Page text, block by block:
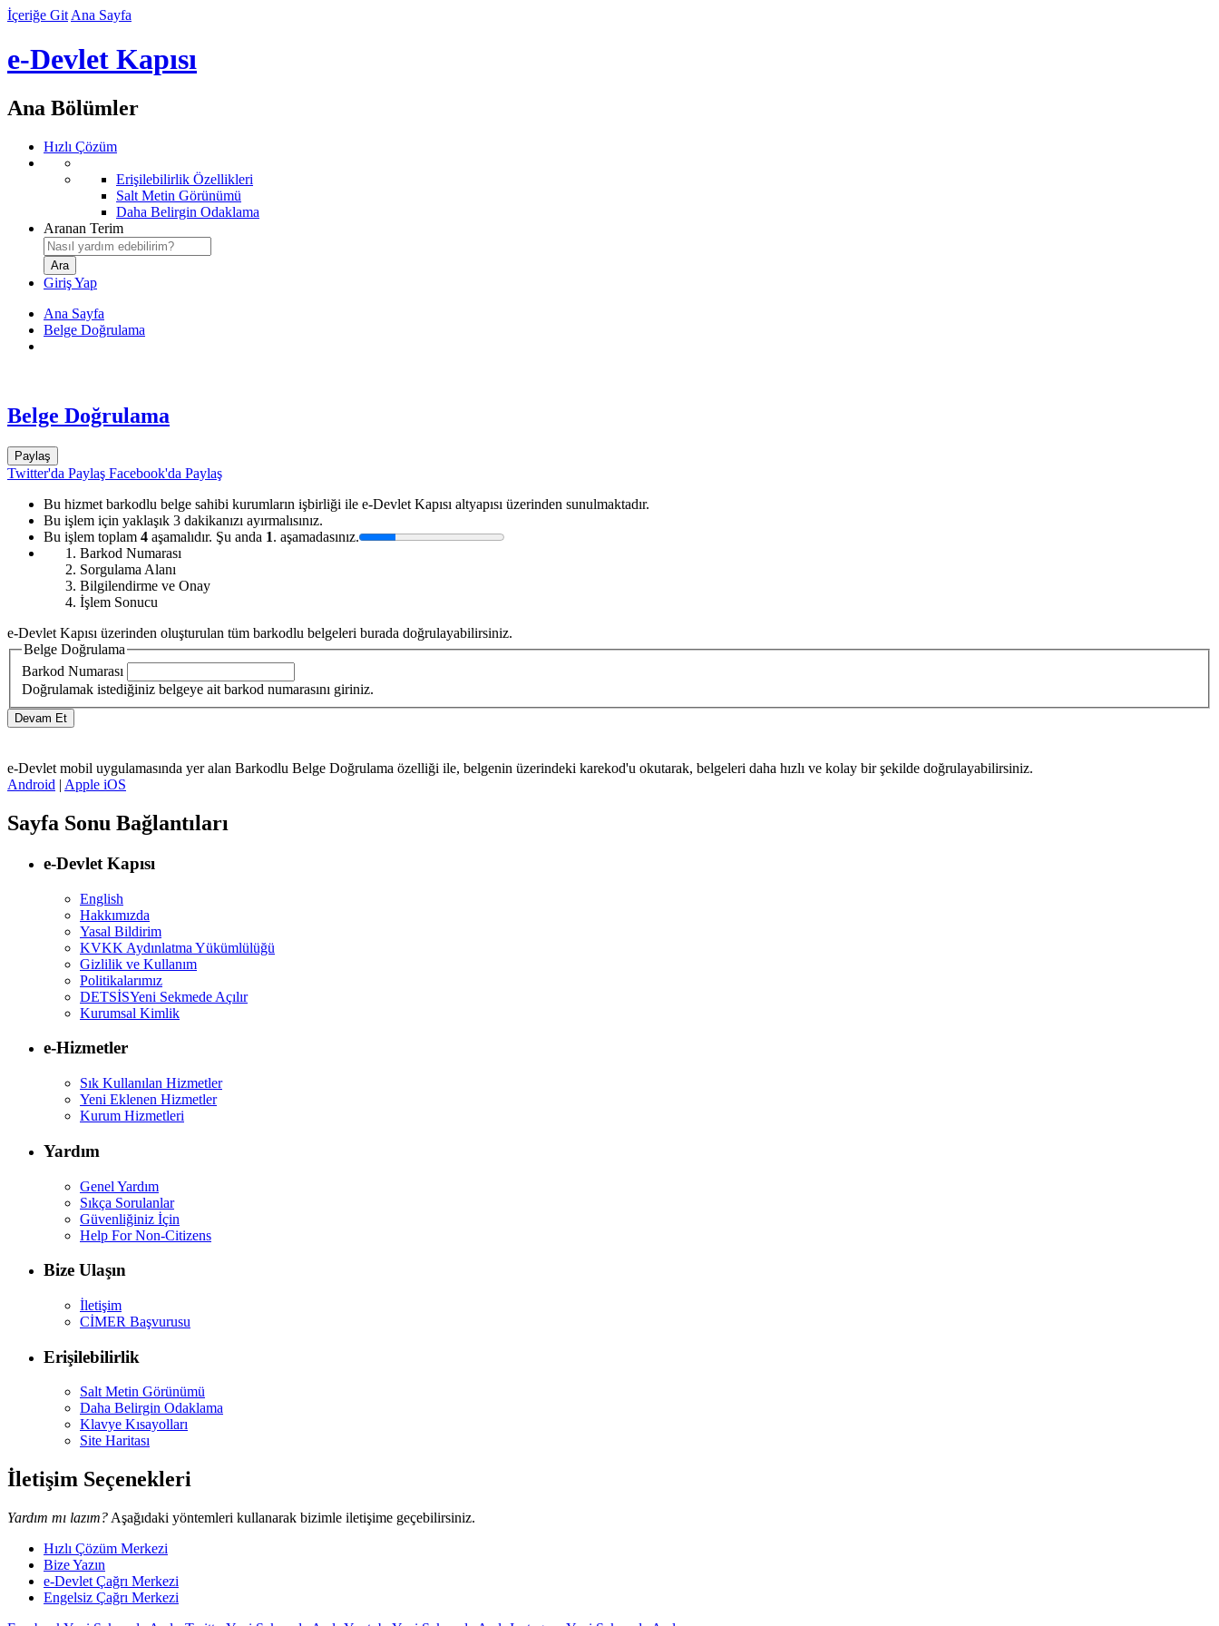
İçeriğe Git Ana Sayfa
e-Devlet Kapısı
Ana Bölümler
Hızlı Çözüm
Erişilebilirlik Özellikleri
Salt Metin Görünümü
Daha Belirgin Odaklama
Aranan Terim
Giriş Yap
Ana Sayfa
Belge Doğrulama
Belge Doğrulama
Paylaş
Twitter'da Paylaş Facebook'da Paylaş
Bu hizmet barkodlu belge sahibi kurumların işbirliği ile e-Devlet Kapısı altyapısı üzerinden sunulmaktadır.
Bu işlem için yaklaşık 3 dakikanızı ayırmalısınız.
Bu işlem toplam 4 aşamalıdır. Şu anda 1. aşamadasınız.
Barkod Numarası
Sorgulama Alanı
Bilgilendirme ve Onay
İşlem Sonucu
e-Devlet Kapısı üzerinden oluşturulan tüm barkodlu belgeleri burada doğrulayabilirsiniz.
Belge Doğrulama
Barkod Numarası
Doğrulamak istediğiniz belgeye ait barkod numarasını giriniz.
e-Devlet mobil uygulamasında yer alan Barkodlu Belge Doğrulama özelliği ile, belgenin üzerindeki karekod'u okutarak, belgeleri daha hızlı ve kolay bir şekilde doğrulayabilirsiniz.
Android | Apple iOS
Sayfa Sonu Bağlantıları
e-Devlet Kapısı
English
Hakkımızda
Yasal Bildirim
KVKK Aydınlatma Yükümlülüğü
Gizlilik ve Kullanım
Politikalarımız
DETSİSYeni Sekmede Açılır
Kurumsal Kimlik
e-Hizmetler
Sık Kullanılan Hizmetler
Yeni Eklenen Hizmetler
Kurum Hizmetleri
Yardım
Genel Yardım
Sıkça Sorulanlar
Güvenliğiniz İçin
Help For Non-Citizens
Bize Ulaşın
İletişim
CİMER Başvurusu
Erişilebilirlik
Salt Metin Görünümü
Daha Belirgin Odaklama
Klavye Kısayolları
Site Haritası
İletişim Seçenekleri
Yardım mı lazım? Aşağıdaki yöntemleri kullanarak bizimle iletişime geçebilirsiniz.
Hızlı Çözüm Merkezi
Bize Yazın
e-Devlet Çağrı Merkezi
Engelsiz Çağrı Merkezi